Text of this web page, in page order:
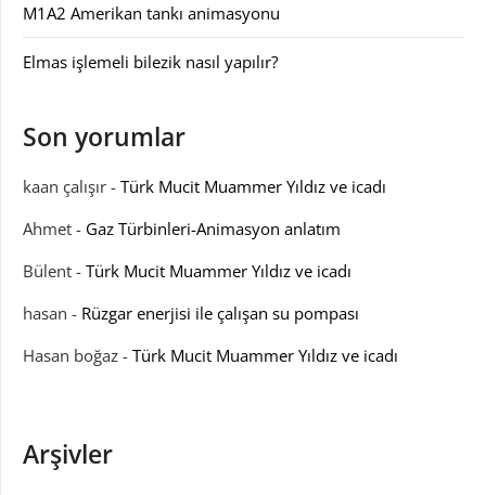
M1A2 Amerikan tankı animasyonu
Elmas işlemeli bilezik nasıl yapılır?
Son yorumlar
kaan çalışır - Türk Mucit Muammer Yıldız ve icadı
Ahmet - Gaz Türbinleri-Animasyon anlatım
Bülent - Türk Mucit Muammer Yıldız ve icadı
hasan - Rüzgar enerjisi ile çalışan su pompası
Hasan boğaz - Türk Mucit Muammer Yıldız ve icadı
Arşivler